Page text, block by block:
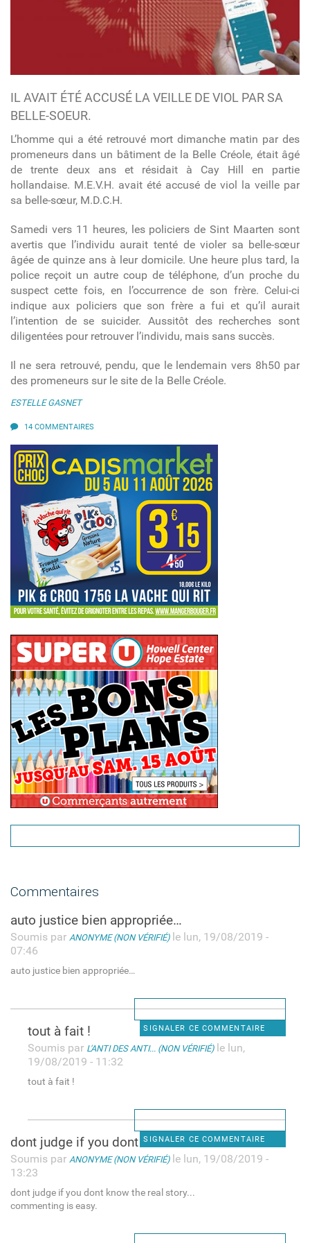
IL AVAIT ÉTÉ ACCUSÉ LA VEILLE DE VIOL PAR SA
BELLE-SOEUR.
L’homme qui a été retrouvé mort dimanche matin par des
promeneurs dans un bâtiment de la Belle Créole, était âgé
de trente deux ans et résidait à Cay Hill en partie
hollandaise. M.E.V.H. avait été accusé de viol la veille par
sa belle-sœur, M.D.C.H.
Samedi vers 11 heures, les policiers de Sint Maarten sont
avertis que l’individu aurait tenté de violer sa belle-sœur
âgée de quinze ans à leur domicile. Une heure plus tard, la
police reçoit un autre coup de téléphone, d’un proche du
suspect cette fois, en l’occurrence de son frère. Celui-ci
indique aux policiers que son frère a fui et qu’il aurait
l’intention de se suicider. Aussitôt des recherches sont
diligentées pour retrouver l’individu, mais sans succès.
Il ne sera retrouvé, pendu, que le lendemain vers 8h50 par
des promeneurs sur le site de la Belle Créole.
ESTELLE GASNET
14 COMMENTAIRES
Commentaires
auto justice bien appropriée…
Soumis par ANONYME (NON VÉRIFIÉ)le lun, 19/08/2019 -
07:46
auto justice bien appropriée…
SIGNALER CE COMMENTAIRE
tout à fait !
Soumis par L'ANTI DES ANTI... (NON VÉRIFIÉ)le lun,
19/08/2019 - 11:32
tout à fait !
SIGNALER CE COMMENTAIRE
dont judge if you dont know
Soumis par ANONYME (NON VÉRIFIÉ)le lun, 19/08/2019 -
13:23
dont judge if you dont know the real story...
commenting is easy.